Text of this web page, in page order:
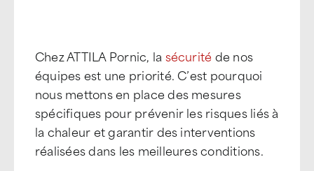
Chez ATTILA Pornic, la sécurité de nos
équipes est une priorité. C’est pourquoi
nous mettons en place des mesures
spécifiques pour prévenir les risques liés à
la chaleur et garantir des interventions
réalisées dans les meilleures conditions.